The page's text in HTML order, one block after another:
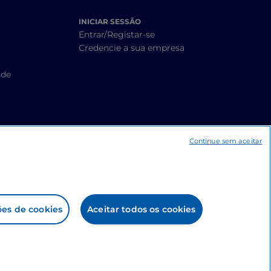
INICIAR SESSÃO
Entrar/Registar-se
Credencie a sua empresa
de cookies Aceitar todos os cookies
Continue sem aceitar